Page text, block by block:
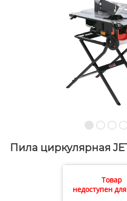
Пила циркулярная
Товар
недоступен